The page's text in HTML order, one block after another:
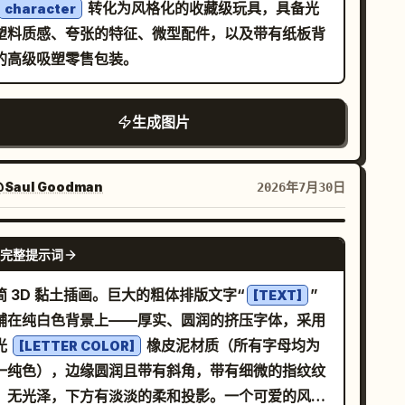
适用于手机、数码装备、运动鞋、摩托车、运动品
活动等场景。[避免] 拼贴画、真实品牌 Logo、廉
商感、通用的素材图、杂乱的背景、卡通感、产品
在左侧三分之二处延展。格式为
电影宽屏横幅 ，超高细节，聚焦于指尖与芯片，
character
转化为风格化的收藏级玩具，具备光
料质感、夸张的特征、微型配件，以及带有纸板背
高级吸塑零售包装。
生成图片
Goodman 2026年7月30日
GPT IMAGE 2
整提示词
3D 黏土插画。巨大的粗体排版文字“ [TEXT]
”
在纯白色背景上——厚实、圆润的挤压字体，采用
[LETTER COLOR]
橡皮泥材质（所有字母均为
纯色），边缘圆润且带有斜角，带有细微的指纹纹
无光泽，下方有淡淡的柔和投影。一个可爱的风格